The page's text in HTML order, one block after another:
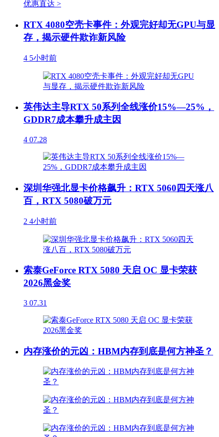
优惠直达 >
RTX 4080空壳卡事件：外观完好却无GPU与显
存，揭示硬件欺诈新风险
4 5小时前
英伟达主导RTX 50系列全线涨价15%—25%，
GDDR7成本攀升成主因
4 07.28
深圳华强北显卡价格飙升：RTX 5060四天涨八
百，RTX 5080破万元
2 4小时前
索泰GeForce RTX 5080 天启 OC 显卡荣获
2026黑金奖
3 07.31
内存涨价的元凶：HBM内存到底是何方神圣？